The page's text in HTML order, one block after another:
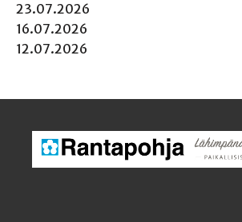
23.07.2026
16.07.2026
12.07.2026